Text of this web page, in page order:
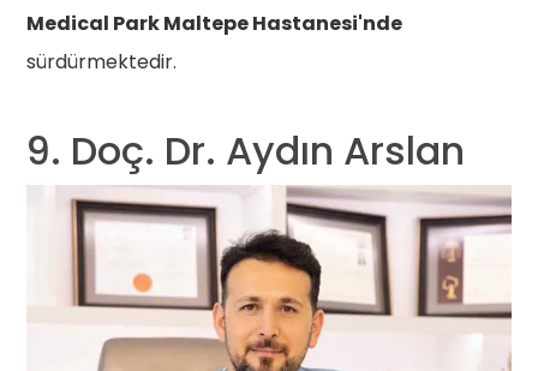
Medical Park Maltepe Hastanesi'nde
sürdürmektedir.
9. Doç. Dr. Aydın Arslan